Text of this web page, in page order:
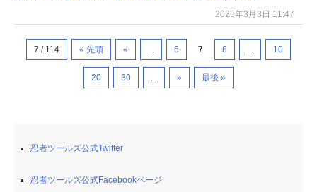
2025年3月3日 11:47
7 / 114 « 先頭 « ... 6 7 8 ... 10
20 30 ... » 最後 »
忍者ツールズ公式Twitter
忍者ツールズ公式Facebookページ